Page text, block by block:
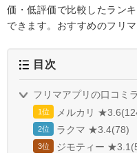
価・低評価で比較したラン
できます。おすすめのフリ
目次
フリマアプリの口コミ
メルカリ
ラクマ ★3.4(78)
ジモティー